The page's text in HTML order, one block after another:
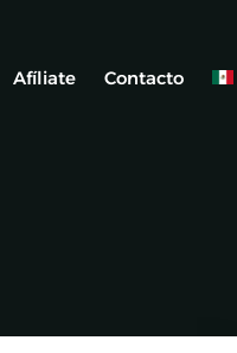
Afíliate Contacto